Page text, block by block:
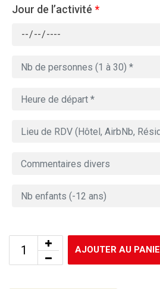
Jour de l’activité *
AJOUTER AU